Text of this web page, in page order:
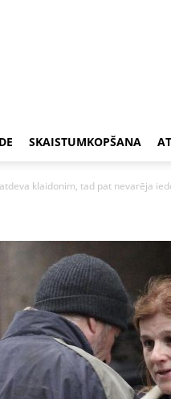
SKAISTUMKOPŠANA
klaidonim, tad pat nevarēja